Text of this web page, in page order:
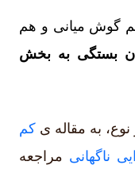
هم گوش میانی و هم
بستگی به بخش
به مقاله ی کم
ناگهانی مراجعه